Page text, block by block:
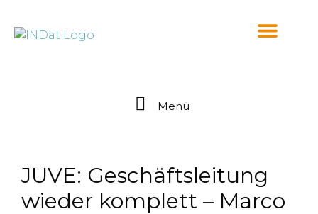
Menü
JUVE: Geschäftsleitung
wieder komplett – Marco